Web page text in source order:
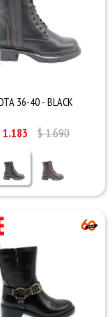
36-40 - BLACK
1.183 $1.690